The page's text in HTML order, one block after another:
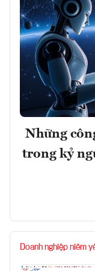
Những
trong kỷ
Doanh nghiệp niêm